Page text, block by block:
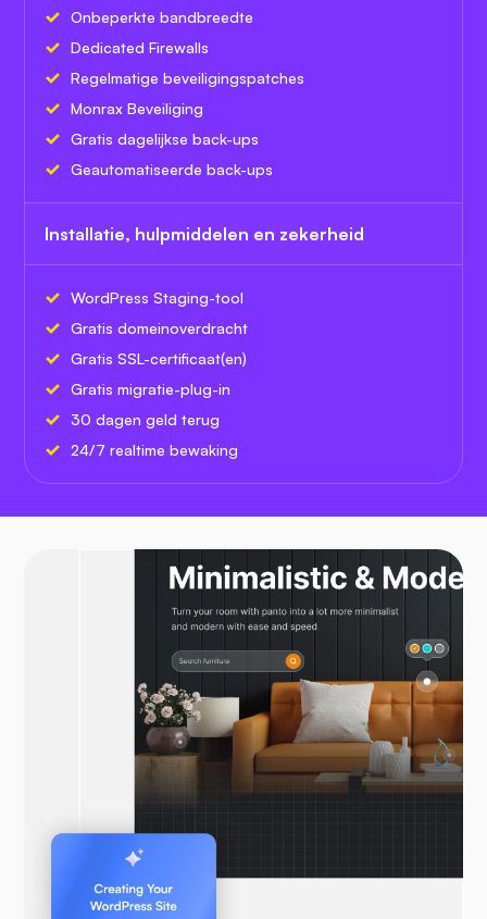
Onbeperkte bandbreedte
Dedicated Firewalls
Regelmatige beveiligingspatches
Monrax Beveiliging
Gratis dagelijkse back-ups
Geautomatiseerde back-ups
Installatie, hulpmiddelen en zekerheid
WordPress Staging-tool
Gratis domeinoverdracht
Gratis SSL-certificaat(en)
Gratis migratie-plug-in
30 dagen geld terug
24/7 realtime bewaking